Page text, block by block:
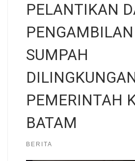
PELANTIKAN
PENGAMBILAN
SUMPAH
PEMERINTAH
BATAM
BERITA